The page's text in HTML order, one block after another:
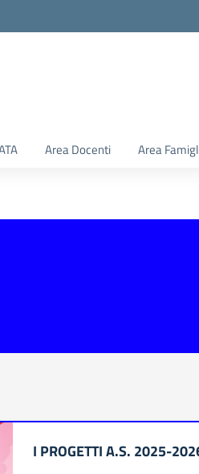
Area Docenti Area
I PROGETTI A.S. 2025-